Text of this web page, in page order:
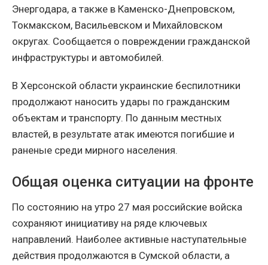
Энергодара, а также в Каменско-Днепровском,
Токмакском, Васильевском и Михайловском
округах. Сообщается о повреждении гражданской
инфраструктуры и автомобилей.
В Херсонской области украинские беспилотники
продолжают наносить удары по гражданским
объектам и транспорту. По данным местных
властей, в результате атак имеются погибшие и
раненые среди мирного населения.
Общая оценка ситуации на фронте
По состоянию на утро 27 мая российские войска
сохраняют инициативу на ряде ключевых
направлений. Наиболее активные наступательные
действия продолжаются в Сумской области, а